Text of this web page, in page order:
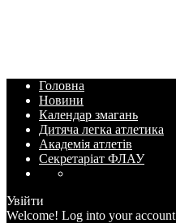
Головна
Новини
Календар змагань
Дитяча легка атлетика
Академія атлетів
Секретаріат ФЛАУ
Увійти
Welcome! Log into your account